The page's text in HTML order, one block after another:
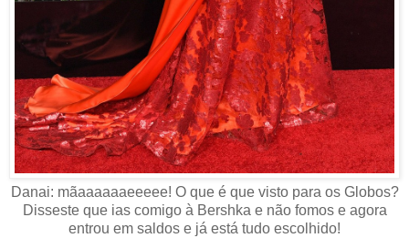
Danai: mãaaaaaaeeeee! O que é que visto para os Globos?
Disseste que ias comigo à Bershka e não fomos e agora
entrou em saldos e já está tudo escolhido!